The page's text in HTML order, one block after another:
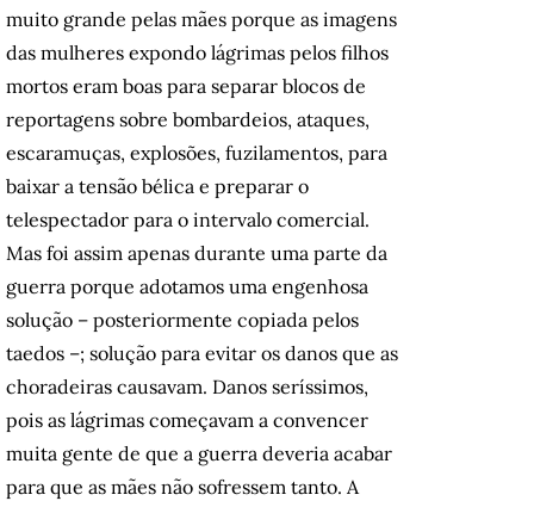
muito grande pelas mães porque as imagens
das mulheres expondo lágrimas pelos filhos
mortos eram boas para separar blocos de
reportagens sobre bombardeios, ataques,
escaramuças, explosões, fuzilamentos, para
baixar a tensão bélica e preparar o
telespectador para o intervalo comercial.
Mas foi assim apenas durante uma parte da
guerra porque adotamos uma engenhosa
solução – posteriormente copiada pelos
taedos –; solução para evitar os danos que as
choradeiras causavam. Danos seríssimos,
pois as lágrimas começavam a convencer
muita gente de que a guerra deveria acabar
para que as mães não sofressem tanto. A